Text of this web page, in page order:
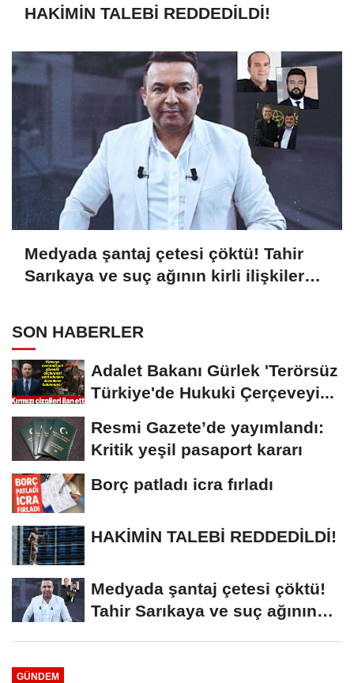
HAKİMİN TALEBİ REDDEDİLDİ!
Medyada şantaj çetesi çöktü! Tahir
Sarıkaya ve suç ağının kirli ilişkiler
SON HABERLER
Adalet Bakanı Gürlek 'Terörsüz
Türkiye'de Hukuki Çerçeveyi...
Resmi Gazete’de yayımlandı:
Kritik yeşil pasaport kararı
Borç patladı icra fırladı
HAKİMİN TALEBİ REDDEDİLDİ!
Medyada şantaj çetesi çöktü!
Tahir Sarıkaya ve suç ağının
GÜNDEM